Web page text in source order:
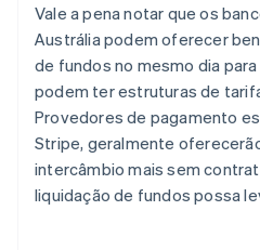
Vale a pena notar que os
Austrália podem oferecer
de fundos no mesmo dia
podem ter estruturas de
Provedores de pagamento
Stripe, geralmente
intercâmbio mais sem
liquidação de fundos possa